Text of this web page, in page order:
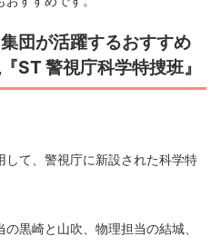
団が活躍するおすすめ
ST 警視庁科学特捜班』
て、警視庁に新設された科学特
黒崎と山吹、物理担当の結城、